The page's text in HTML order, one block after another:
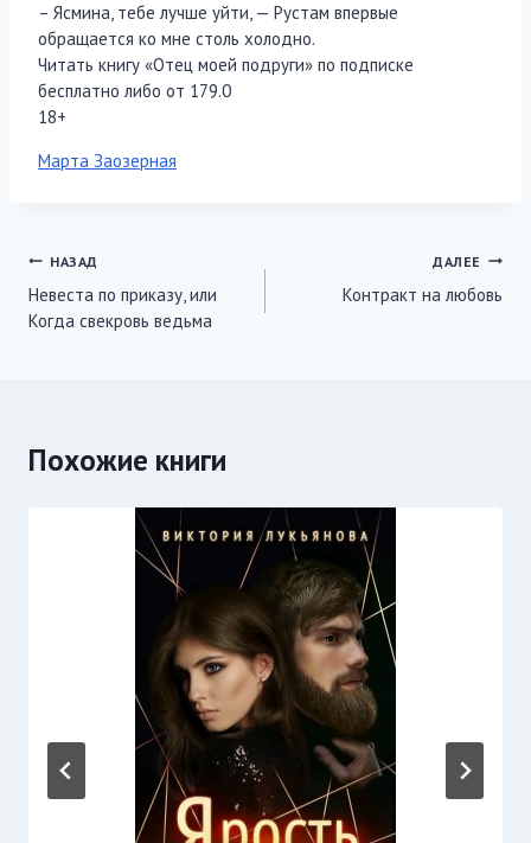
– Ясмина, тебе лучше уйти, — Рустам впервые
обращается ко мне столь холодно.
Читать книгу «Отец моей подруги» по подписке
бесплатно либо от 179.0
18+
Метки
Марта Заозерная
Навигация
по
записям
НАЗАД
Невеста по приказу, или
Когда свекровь ведьма
ДАЛЕЕ
Контракт на любовь
Похожие книги